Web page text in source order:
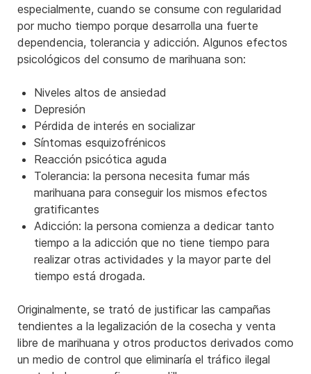
especialmente, cuando se consume con regularidad
por mucho tiempo porque desarrolla una fuerte
dependencia, tolerancia y adicción. Algunos efectos
psicológicos del consumo de marihuana son:
Niveles altos de ansiedad
Depresión
Pérdida de interés en socializar
Síntomas esquizofrénicos
Reacción psicótica aguda
Tolerancia: la persona necesita fumar más
marihuana para conseguir los mismos efectos
gratificantes
Adicción: la persona comienza a dedicar tanto
tiempo a la adicción que no tiene tiempo para
realizar otras actividades y la mayor parte del
tiempo está drogada.
Originalmente, se trató de justificar las campañas
tendientes a la legalización de la cosecha y venta
libre de marihuana y otros productos derivados como
un medio de control que eliminaría el tráfico ilegal